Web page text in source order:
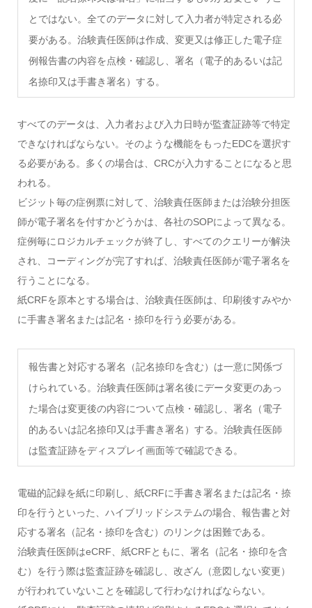
とではない。全てのデータに対して入力者が特定される必
要がある。治験責任医師は作成、変更又は修正した電子症
例報告書の内容を点検・確認し、署名（電子的あるいは記
名捺印又は手書き署名）する。
すべてのデータは、入力者および入力日時が監査証跡等で特定
できなければならない。そのような機能をもったEDCを選択す
る必要がある。多くの場合は、CRCが入力することになると思
われる。
ビジット毎の症例票に対して、治験責任医師または治験分担医
師が電子署名を付すかどうかは、各社のSOPによって異なる。
症例毎にロジカルチェックが終了し、すべてのクエリーが解決
され、コーディングが完了すれば、治験責任医師が電子署名を
行うことになる。
紙CRFを原本とする場合は、治験責任医師は、印刷後すみやか
に手書き署名または記名・捺印を行う必要がある。
報告書と対応する署名（記名捺印を含む）は一意に関係づ
けられている。治験責任医師は署名後にデータ変更のあっ
た場合は変更後の内容について点検・確認し、署名（電子
的あるいは記名捺印又は手書き署名）する。治験責任医師
は監査証跡をディスプレイ画面等で確認できる。
電磁的記録を紙に印刷し、紙CRFに手書き署名または記名・捺
印を行うといった、ハイブリッドシステムの場合、報告書と対
応する署名（記名・捺印を含む）のリンクは困難である。
治験責任医師はeCRF、紙CRFともに、署名（記名・捺印を含
む）を行う際は監査証跡を確認し、改ざん（意図しない変更）
が行われていないことを確認して行わなければならない。